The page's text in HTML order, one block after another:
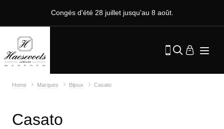
Congés d'été 28 juillet jusqu'au 8 août.
Home Marques Bijoux Casato
Casato